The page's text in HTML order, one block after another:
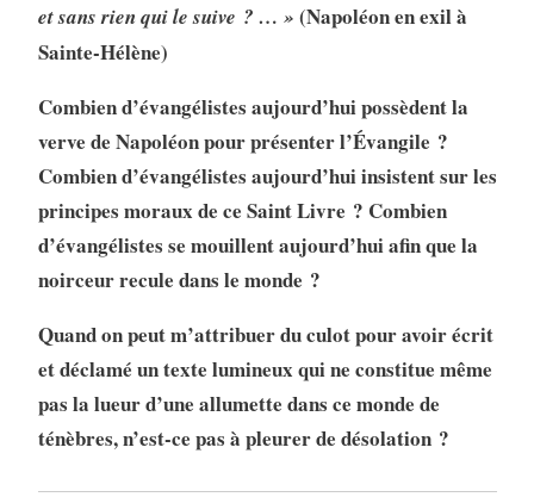
et sans rien qui le suive ? … » (Napoléon en exil à
Sainte-Hélène)
Combien d’évangélistes aujourd’hui possèdent la
verve de Napoléon pour présenter l’Évangile ?
Combien d’évangélistes aujourd’hui insistent sur les
principes moraux de ce Saint Livre ? Combien
d’évangélistes se mouillent aujourd’hui afin que la
noirceur recule dans le monde ?
Quand on peut m’attribuer du culot pour avoir écrit
et déclamé un texte lumineux qui ne constitue même
pas la lueur d’une allumette dans ce monde de
ténèbres, n’est-ce pas à pleurer de désolation ?